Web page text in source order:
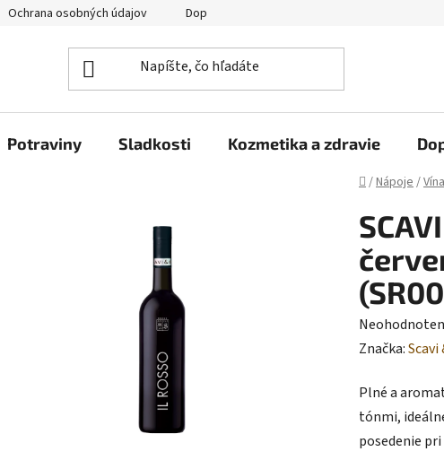
Ochrana osobných údajov Doprava a platba
Potraviny Sladkosti Kozmetika a zdravie
Domov
/Nápoje/Vína
Priemerné
hodnotenie
je
0,0
z
Značka:Scavi
Plné a
tónmi,
posedenie